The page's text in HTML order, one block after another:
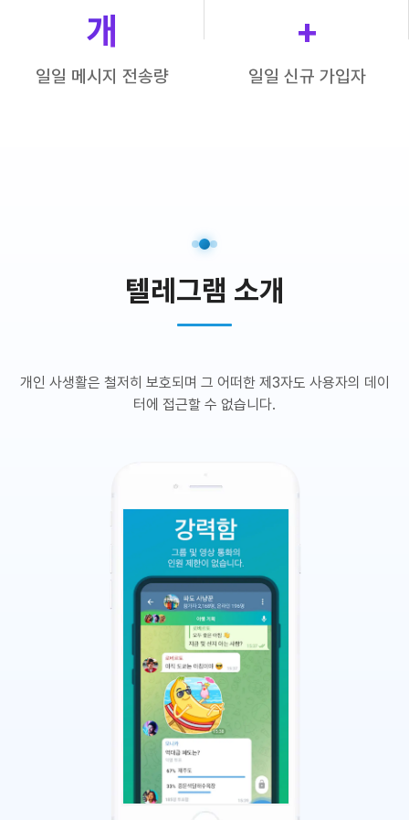
개
일일 메시지 전송량
+
일일 신규 가입자
텔레그램 소개
개인 사생활은 철저히 보호되며 그 어떠한 제3자도 사용자의 데이
터에 접근할 수 없습니다.